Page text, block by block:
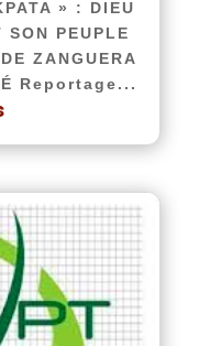
» : DIEU
SON PEUPLE
ZANGUERA
Reportage...